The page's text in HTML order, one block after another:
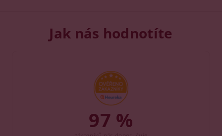
Jak nás hodnotíte
97 %